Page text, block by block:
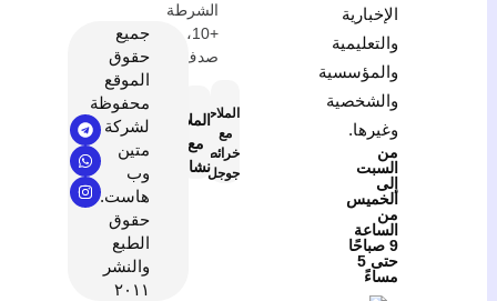
الإخبارية
والتعليمية
والمؤسسية
والشخصية
وغيرها.
من
السبت
إلى
الخميس
من
الساعة
9 صباحًا
حتى 5
مساءً
الشرطة
+10، مبنى
صدف
الملاحة
مع
خرائط
جوجل
الملاحة
مع
نشان
جميع
حقوق
الموقع
محفوظة
لشركة
متين
وب
هاست.
حقوق
الطبع
والنشر
٢٠١١